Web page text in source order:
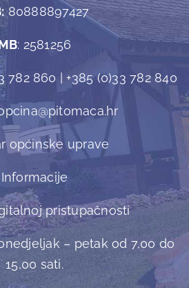
80888897427
: 2581256
782 860 | +385 (0)33 782 840
općinske uprave
Informacije
pristupačnosti
– petak od 7,00 do
15,00 sati.